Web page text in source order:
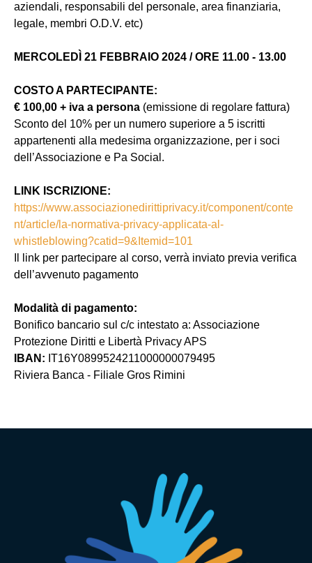
aziendali, responsabili del personale, area finanziaria,
legale, membri O.D.V. etc)
MERCOLEDÌ 21 FEBBRAIO 2024 / ORE 11.00 - 13.00
COSTO A PARTECIPANTE:
€ 100,00 + iva a persona (emissione di regolare fattura)
Sconto del 10% per un numero superiore a 5 iscritti
appartenenti alla medesima organizzazione, per i soci
dell’Associazione e Pa Social.
LINK ISCRIZIONE:
https://www.associazionedirittiprivacy.it/component/conte
nt/article/la-normativa-privacy-applicata-al-
whistleblowing?catid=9&Itemid=101
Il link per partecipare al corso, verrà inviato previa verifica
dell’avvenuto pagamento
Modalità di pagamento:
Bonifico bancario sul c/c intestato a: Associazione
Protezione Diritti e Libertà Privacy APS
IBAN: IT16Y0899524211000000079495
Riviera Banca - Filiale Gros Rimini